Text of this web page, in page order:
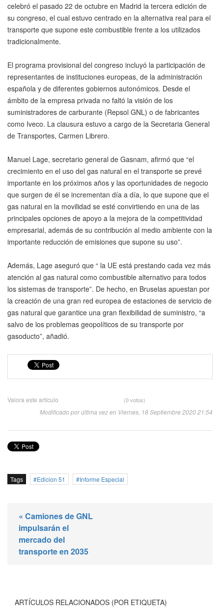
celebró el pasado 22 de octubre en Madrid la tercera edición de
su congreso, el cual estuvo centrado en la alternativa real para el
transporte que supone este combustible frente a los utilizados
tradicionalmente.
El programa provisional del congreso incluyó la participación de
representantes de instituciones europeas, de la administración
española y de diferentes gobiernos autonómicos. Desde el
ámbito de la empresa privada no faltó la visión de los
suministradores de carburante (Repsol GNL) o de fabricantes
como Iveco. La clausura estuvo a cargo de la Secretaria General
de Transportes, Carmen Librero.
Manuel Lage, secretario general de Gasnam, afirmó que “el
crecimiento en el uso del gas natural en el transporte se prevé
importante en los próximos años y las oportunidades de negocio
que surgen de él se incrementan día a día, lo que supone que el
gas natural en la movilidad se esté convirtiendo en una de las
principales opciones de apoyo a la mejora de la competitividad
empresarial, además de su contribución al medio ambiente con la
importante reducción de emisiones que supone su uso”.
Además, Lage aseguró que “ la UE está prestando cada vez más
atención al gas natural como combustible alternativo para todos
los sistemas de transporte”. De hecho, en Bruselas apuestan por
la creación de una gran red europea de estaciones de servicio de
gas natural que garantice una gran flexibilidad de suministro, “a
salvo de los problemas geopolíticos de su transporte por
gasoducto”, añadió.
Valora este artículo (0 votos)
Modificado por última vez en Viernes, 18 Septiembre 2020 21:54
Tags Edicion 51 Informe Especial
« Camiones de GNL
impulsarán el
mercado del
transporte en 2035
ARTÍCULOS RELACIONADOS (POR ETIQUETA)